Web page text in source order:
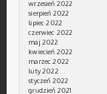
wrzesień 2022
sierpień 2022
lipiec 2022
czerwiec 2022
maj 2022
kwiecień 2022
marzec 2022
luty 2022
styczeń 2022
grudzień 2021